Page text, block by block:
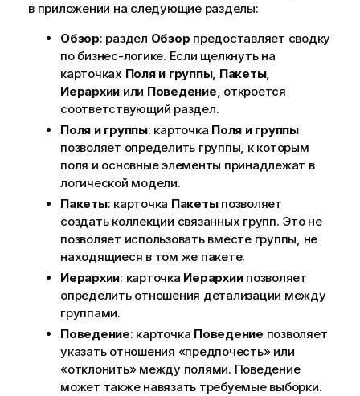
в приложении на следующие разделы:
Обзор: раздел Обзор предоставляет сводку
по бизнес-логике. Если щелкнуть на
карточках Поля и группы, Пакеты,
Иерархии или Поведение, откроется
соответствующий раздел.
Поля и группы: карточка Поля и группы
позволяет определить группы, к которым
поля и основные элементы принадлежат в
логической модели.
Пакеты: карточка Пакетыпозволяет
создать коллекции связанных групп. Это не
позволяет использовать вместе группы, не
находящиеся в том же пакете.
Иерархии: карточка Иерархиипозволяет
определить отношения детализации между
группами.
Поведение: карточка Поведение позволяет
указать отношения «предпочесть» или
«отклонить» между полями. Поведение
может также навязать требуемые выборки.